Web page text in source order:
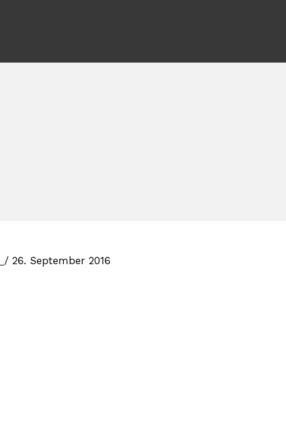
/ 26. September 2016